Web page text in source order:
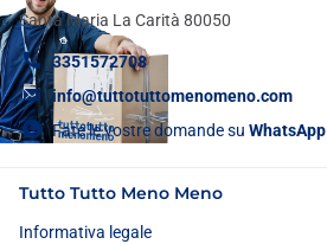
Santa Maria La Carità 80050
3351572708
info@tuttotuttomenomeno.com
Fate le vostre domande su WhatsApp
Tutto Tutto Meno Meno
Informativa legale